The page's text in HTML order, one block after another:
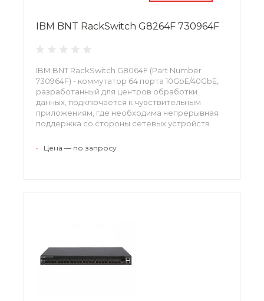
IBM BNT RackSwitch G8264F 730964F
IBM BNT RackSwitch G8064F (Part Number
730964F) - коммутатор 64 порта 10GbE/40GbE,
разработанный для центров обработки
данных, подключается к чувствительным
приложениям, где необходима непрерывная
поддержка со стороны сетевых устройств.
• Цена — по запросу